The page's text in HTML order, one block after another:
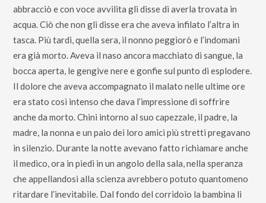
abbracciò e con voce avvilita gli disse di averla trovata in
acqua. Ciò che non gli disse era che aveva infilato l’altra in
tasca. Più tardi, quella sera, il nonno peggiorò e l’indomani
era già morto. Aveva il naso ancora macchiato di sangue, la
bocca aperta, le gengive nere e gonfie sul punto di esplodere.
Il dolore che aveva accompagnato il malato nelle ultime ore
era stato così intenso che dava l’impressione di soffrire
anche da morto. Chini intorno al suo capezzale, il padre, la
madre, la nonna e un paio dei loro amici più stretti pregavano
in silenzio. Durante la notte avevano fatto richiamare anche
il medico, ora in piedi in un angolo della sala, nella speranza
che appellandosi alla scienza avrebbero potuto quantomeno
ritardare l’inevitabile. Dal fondo del corridoio la bambina li